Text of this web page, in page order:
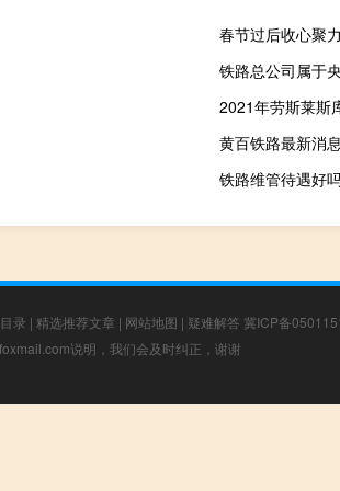
春节过后收心聚
铁路总公司属于
2021年劳斯莱斯
黄百铁路最新消息
铁路维管待遇好
录 | 精选推荐文章 | 网站地图 | 疑难解答 冀ICP备
说明，我们会及时纠正，谢谢